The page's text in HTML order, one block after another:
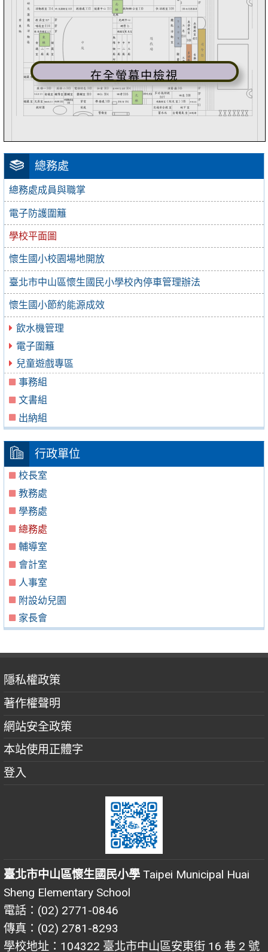
總務處
總務處成員與職掌
電子防護圍籬
學校平面圖
懷生國小校園場地開放
臺北市中山區懷生國民小學校內停車管理辦法
懷生國小節約能源成效
飲水機管理
電子圍籬
兒童遊戲專區
事務組
文書組
出納組
行政單位
校長室
教務處
學務處
總務處
輔導室
會計室
人事室
附設幼兒園
家長會
在全螢幕中檢視
隱私權政策
著作權聲明
網站安全政策
本站使用正體字
登入
臺北市中山區懷生國民小學 Taipei Municipal Huai
Sheng Elementary School
電話：(02) 2771-0846
傳真：(02) 2781-8293
學校地址：104322 臺北市中山區安東街 16 巷 2 號